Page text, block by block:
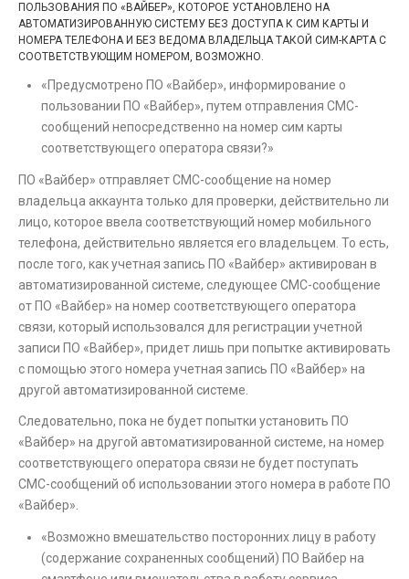
ПОЛЬЗОВАНИЯ ПО «ВАЙБЕР», КОТОРОЕ УСТАНОВЛЕНО НА
АВТОМАТИЗИРОВАННУЮ СИСТЕМУ БЕЗ ДОСТУПА К СИМ КАРТЫ И
НОМЕРА ТЕЛЕФОНА И БЕЗ ВЕДОМА ВЛАДЕЛЬЦА ТАКОЙ СИМ-КАРТА С
СООТВЕТСТВУЮЩИМ НОМЕРОМ, ВОЗМОЖНО.
«Предусмотрено ПО «Вайбер», информирование о
пользовании ПО «Вайбер», путем отправления СМС-
сообщений непосредственно на номер сим карты
соответствующего оператора связи?»
ПО «Вайбер» отправляет СМС-сообщение на номер
владельца аккаунта только для проверки, действительно ли
лицо, которое ввела соответствующий номер мобильного
телефона, действительно является его владельцем. То есть,
после того, как учетная запись ПО «Вайбер» активирован в
автоматизированной системе, следующее СМС-сообщение
от ПО «Вайбер» на номер соответствующего оператора
связи, который использовался для регистрации учетной
записи ПО «Вайбер», придет лишь при попытке активировать
с помощью этого номера учетная запись ПО «Вайбер» на
другой автоматизированной системе.
Следовательно, пока не будет попытки установить ПО
«Вайбер» на другой автоматизированной системе, на номер
соответствующего оператора связи не будет поступать
СМС-сообщений об использовании этого номера в работе ПО
«Вайбер».
«Возможно вмешательство посторонних лицу в работу
(содержание сохраненных сообщений) ПО Вайбер на